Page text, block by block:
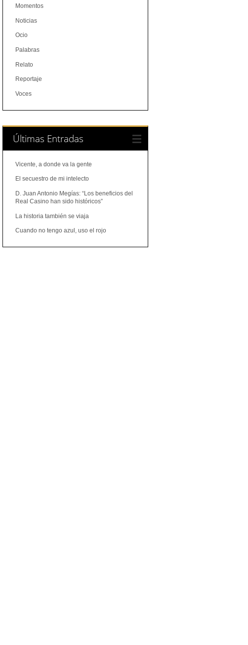
Momentos
Noticias
Ocio
Palabras
Relato
Reportaje
Voces
Últimas Entradas
Vicente, a donde va la gente
El secuestro de mi intelecto
D. Juan Antonio Megías: “Los beneficios del
Real Casino han sido históricos”
La historia también se viaja
Cuando no tengo azul, uso el rojo